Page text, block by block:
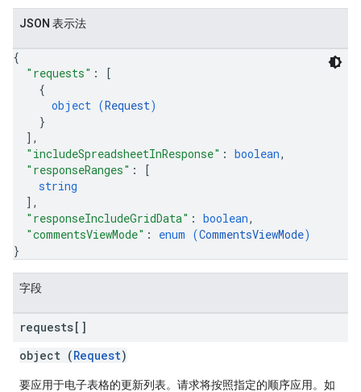
JSON 表示法
{
"requests" :
[
{
object (Request)
}
] ,
"includeSpreadsheetInResponse" : boolean,
"responseRanges" :
[
string
] ,
"responseIncludeGridData" : boolean,
"commentsViewMode" : enum (CommentsViewMode)
}
字段
requests[]
object (Request)
要应用于电子表格的更新列表。请求将按照指定的顺序应用。如